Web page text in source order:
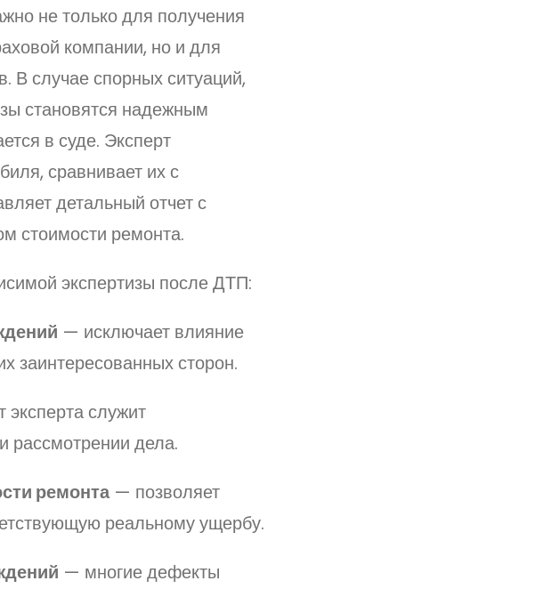
не только для получения
компании, но и для
В случае спорных ситуаций,
становятся надежным
в суде. Эксперт
сравнивает их с
детальный отчет с
стоимости ремонта.
экспертизы после ДТП:
— исключает влияние
заинтересованных сторон.
служит
дела.
ремонта— позволяет
реальному ущербу.
— многие дефекты